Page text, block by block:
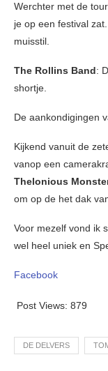
Werchter met de
je op een festival
muisstil.
The Rollins Band:
shortje.
De aankondigingen
Kijkend vanuit de
vanop een
Thelonious
om op de het dak
Voor mezelf vond ik
wel heel uniek en
Facebook
Post Views: 879
DE DELVERS